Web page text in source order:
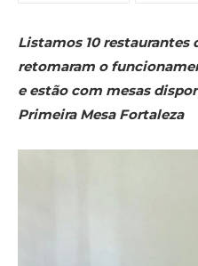
Listamos 10 restaurantes
retomaram o
e estão com mesas
Primeira Mesa Fortaleza